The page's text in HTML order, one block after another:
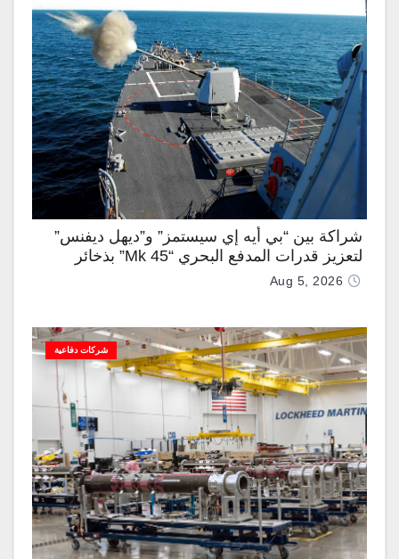
شراكة بين “بي أيه إي سيستمز” و”ديهل ديفنس”
لتعزيز قدرات المدفع البحري “Mk 45” بذخائر
موجهة وصواريخ “IRIS-T”
Aug 5, 2026
شركات دفاعية